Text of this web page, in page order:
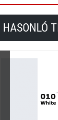
HASONLÓ